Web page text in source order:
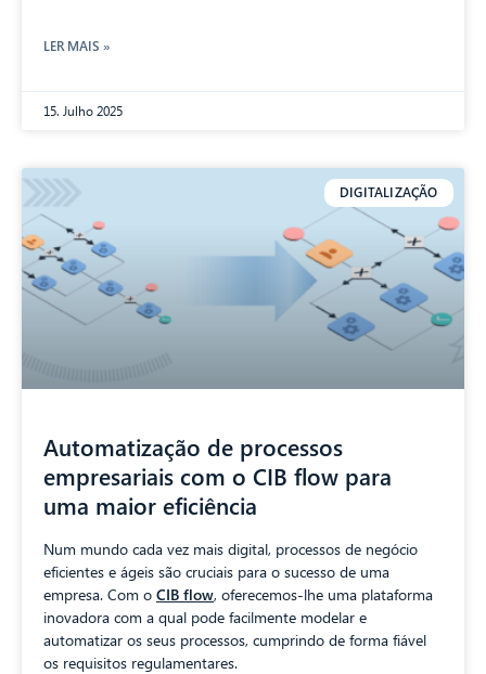
LER MAIS »
15. Julho 2025
DIGITALIZAÇÃO
Automatização de processos
empresariais com o CIB flow para
uma maior eficiência
Num mundo cada vez mais digital, processos de negócio
eficientes e ágeis são cruciais para o sucesso de uma
empresa. Com o CIB flow, oferecemos-lhe uma plataforma
inovadora com a qual pode facilmente modelar e
automatizar os seus processos, cumprindo de forma fiável
os requisitos regulamentares.